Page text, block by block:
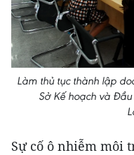
Làm thủ tục thành lập
Sở Kế hoạch và
Sự cố ô nhiễm môi